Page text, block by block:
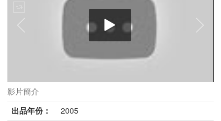
經過劇照
影片簡介
出品年份：
2005